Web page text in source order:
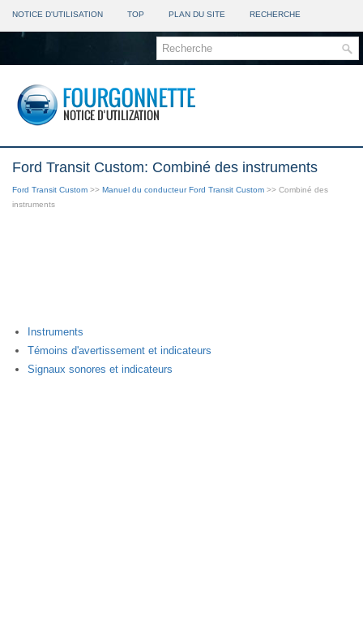
NOTICE D'UTILISATION TOP PLAN DU SITE RECHERCHE
Ford Transit Custom: Combiné des instruments
Ford Transit Custom >> Manuel du conducteur Ford Transit Custom >> Combiné des
instruments
Instruments
Témoins d'avertissement et indicateurs
Signaux sonores et indicateurs